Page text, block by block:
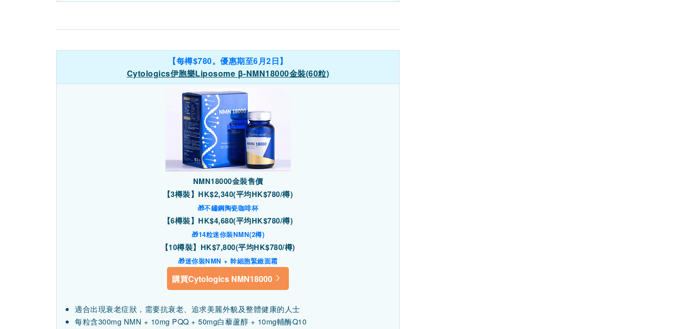
【每樽$780。優惠期至6月2日】
Cytologics伊胞樂Liposome β-NMN18000金裝(60粒)
NMN18000金裝售價
【3樽裝】HK$2,340(平均HK$780/樽)
🎁不鏽鋼陶瓷咖啡杯
【6樽裝】HK$4,680(平均HK$780/樽)
🎁14粒迷你裝NMN(2樽)
【10樽裝】HK$7,800(平均HK$780/樽)
🎁迷你裝NMN + 幹細胞緊緻面霜
購買Cytologics NMN18000
適合出現衰老症狀，需要抗衰老、追求美麗外貌及整體健康的人士
每粒含300mg NMN + 10mg PQQ + 50mg白藜蘆醇 + 10mg輔酶Q10